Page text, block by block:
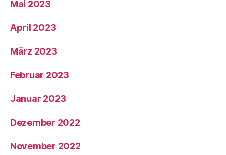
Mai 2023
April 2023
März 2023
Februar 2023
Januar 2023
Dezember 2022
November 2022